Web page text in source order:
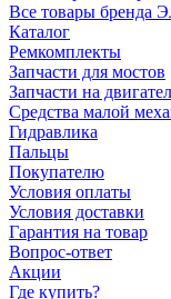
Все товары бренда
Каталог
Ремкомплекты
Запчасти для мостов
Запчасти на
Средства малой
Гидравлика
Пальцы
Покупателю
Условия оплаты
Условия доставки
Гарантия на товар
Вопрос-ответ
Акции
Где купить?